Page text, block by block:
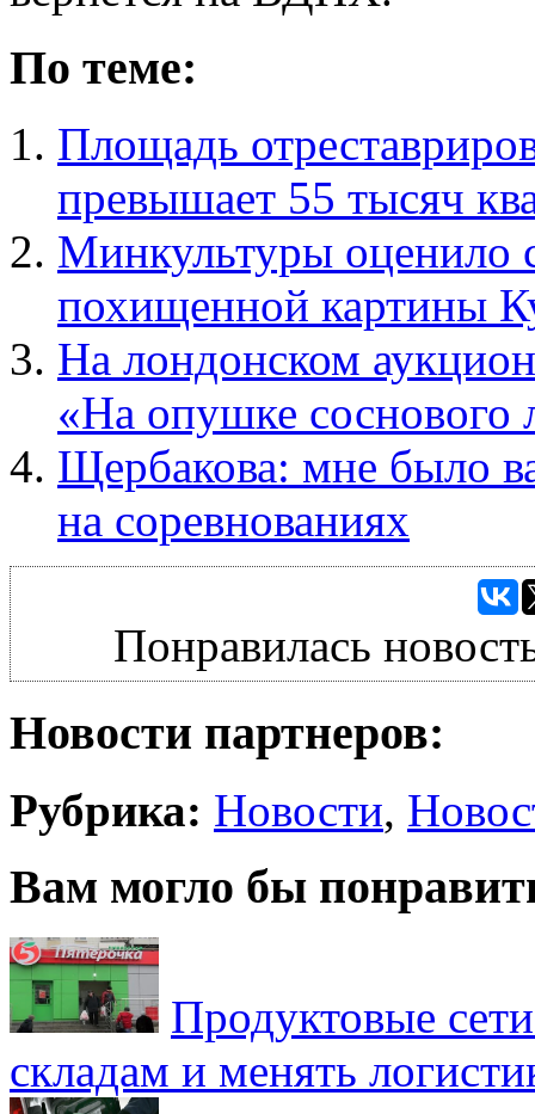
По теме:
Площадь
превышает 55 тысяч
Минкультуры оценило
похищенной картины
На лондонском
«На опушке
Щербакова: мне было
на соревнованиях
Понравилась
Новости партнеров:
Рубрика: Новости,
Вам могло бы
Продуктовые
складам и менять